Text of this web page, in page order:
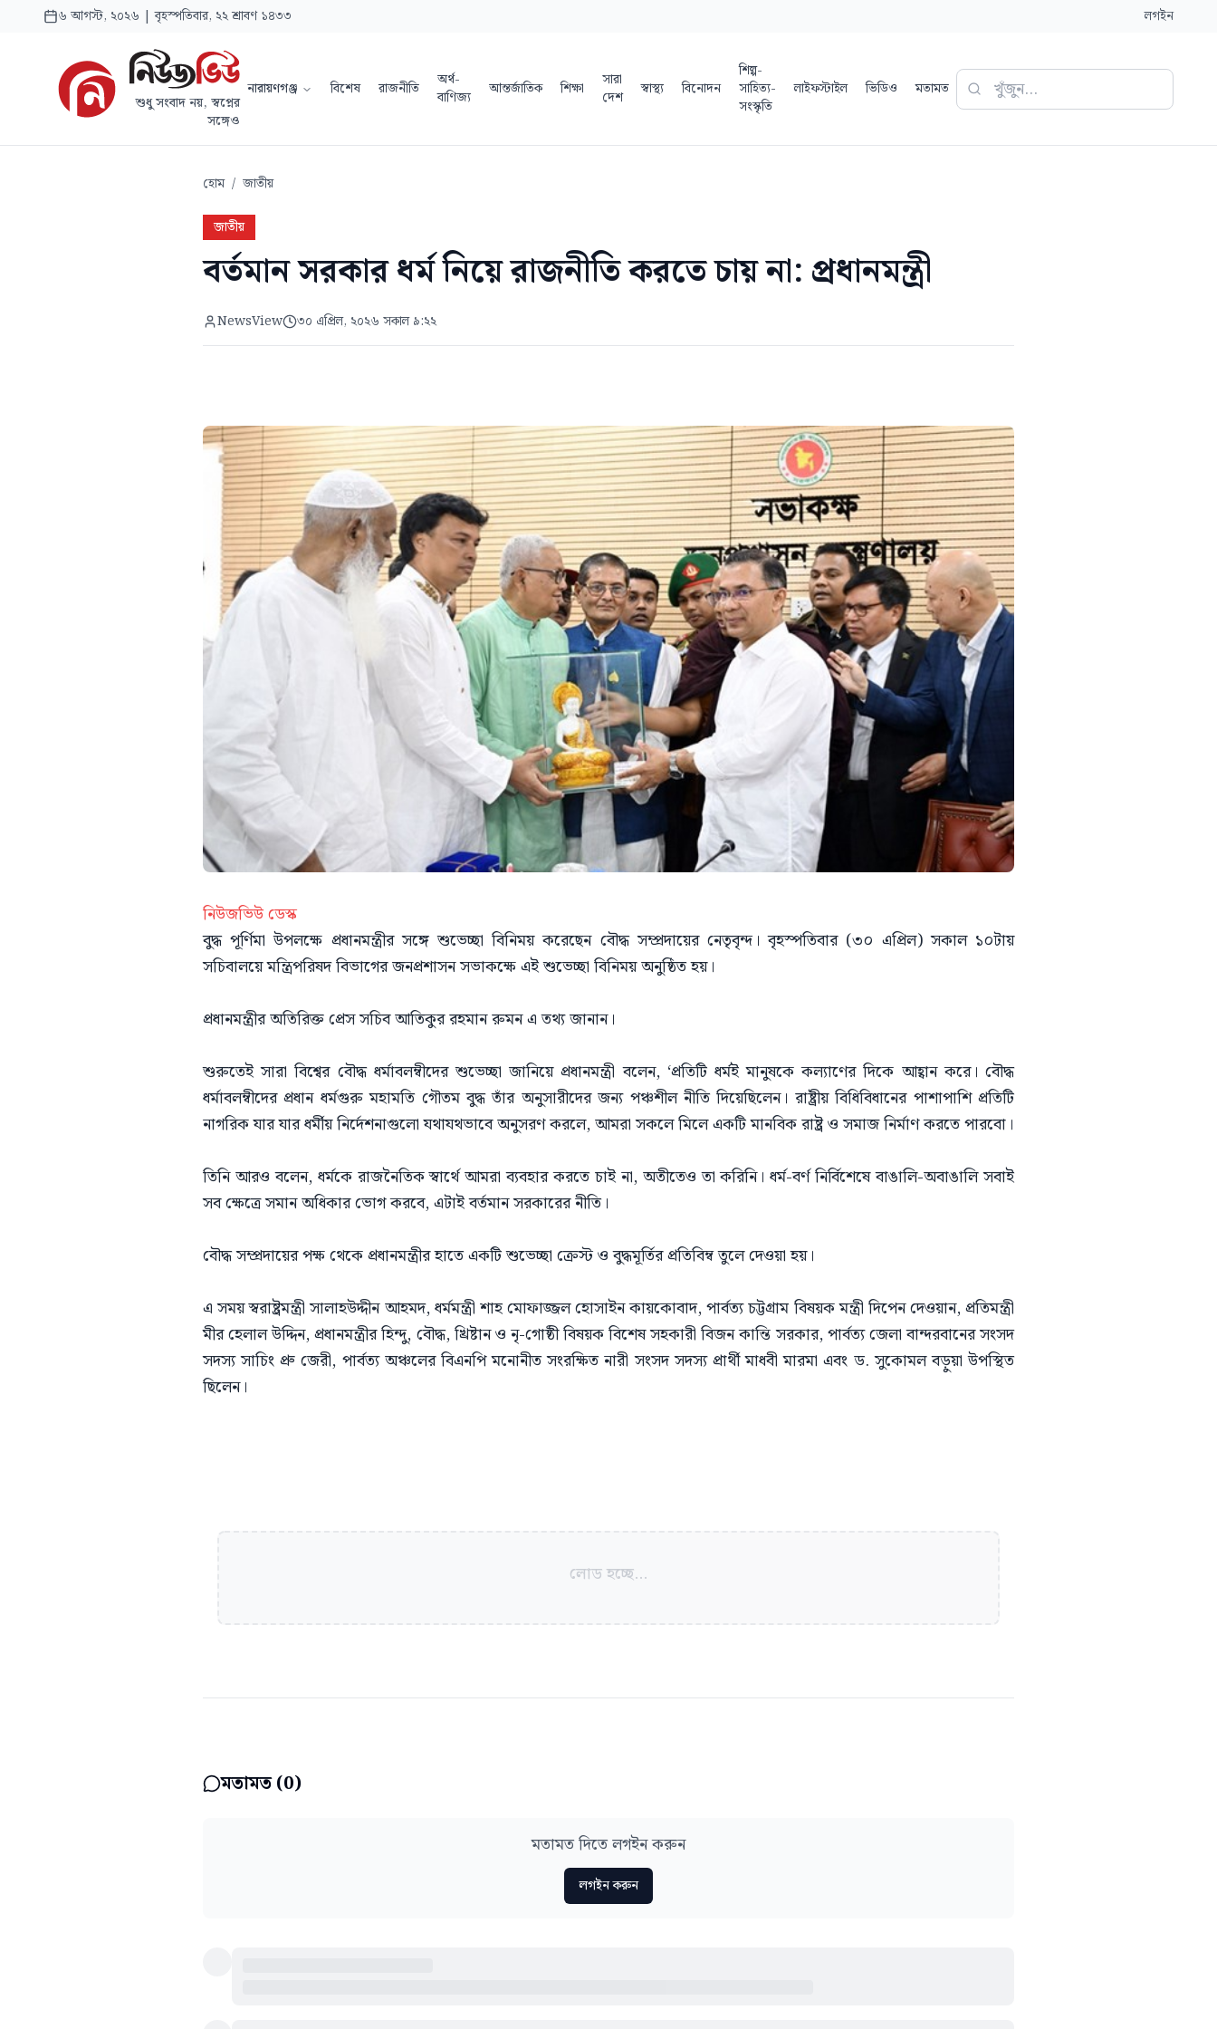
৬ আগস্ট, ২০২৬ | বৃহস্পতিবার, ২২ শ্রাবণ ১৪৩৩ লগইন
শুধু সংবাদ নয়, স্বপ্নের
সঙ্গেও
নারায়ণগঞ্জ বিশেষ রাজনীতি
অর্থ-
বাণিজ্য
আন্তর্জাতিক শিক্ষা
সারা
দেশ
স্বাস্থ্য বিনোদন
শিল্প-
সাহিত্য-
সংস্কৃতি
লাইফস্টাইল ভিডিও মতামত
হোম / জাতীয়
জাতীয়
বর্তমান সরকার ধর্ম নিয়ে রাজনীতি করতে চায় না: প্রধানমন্ত্রী
NewsView ৩০ এপ্রিল, ২০২৬ সকাল ৯:২২
নিউজভিউ ডেস্ক
বুদ্ধ পূর্ণিমা উপলক্ষে প্রধানমন্ত্রীর সঙ্গে শুভেচ্ছা বিনিময় করেছেন বৌদ্ধ সম্প্রদায়ের নেতৃবৃন্দ। বৃহস্পতিবার (৩০ এপ্রিল) সকাল ১০টায়
সচিবালয়ে মন্ত্রিপরিষদ বিভাগের জনপ্রশাসন সভাকক্ষে এই শুভেচ্ছা বিনিময় অনুষ্ঠিত হয়।
প্রধানমন্ত্রীর অতিরিক্ত প্রেস সচিব আতিকুর রহমান রুমন এ তথ্য জানান।
শুরুতেই সারা বিশ্বের বৌদ্ধ ধর্মাবলম্বীদের শুভেচ্ছা জানিয়ে প্রধানমন্ত্রী বলেন, ‘প্রতিটি ধর্মই মানুষকে কল্যাণের দিকে আহ্বান করে। বৌদ্ধ
ধর্মাবলম্বীদের প্রধান ধর্মগুরু মহামতি গৌতম বুদ্ধ তাঁর অনুসারীদের জন্য পঞ্চশীল নীতি দিয়েছিলেন। রাষ্ট্রীয় বিধিবিধানের পাশাপাশি প্রতিটি
নাগরিক যার যার ধর্মীয় নির্দেশনাগুলো যথাযথভাবে অনুসরণ করলে, আমরা সকলে মিলে একটি মানবিক রাষ্ট্র ও সমাজ নির্মাণ করতে পারবো।
তিনি আরও বলেন, ধর্মকে রাজনৈতিক স্বার্থে আমরা ব্যবহার করতে চাই না, অতীতেও তা করিনি। ধর্ম-বর্ণ নির্বিশেষে বাঙালি-অবাঙালি সবাই
সব ক্ষেত্রে সমান অধিকার ভোগ করবে, এটাই বর্তমান সরকারের নীতি।
বৌদ্ধ সম্প্রদায়ের পক্ষ থেকে প্রধানমন্ত্রীর হাতে একটি শুভেচ্ছা ক্রেস্ট ও বুদ্ধমূর্তির প্রতিবিম্ব তুলে দেওয়া হয়।
এ সময় স্বরাষ্ট্রমন্ত্রী সালাহউদ্দীন আহমদ, ধর্মমন্ত্রী শাহ মোফাজ্জল হোসাইন কায়কোবাদ, পার্বত্য চট্টগ্রাম বিষয়ক মন্ত্রী দিপেন দেওয়ান, প্রতিমন্ত্রী
মীর হেলাল উদ্দিন, প্রধানমন্ত্রীর হিন্দু, বৌদ্ধ, খ্রিষ্টান ও নৃ-গোষ্ঠী বিষয়ক বিশেষ সহকারী বিজন কান্তি সরকার, পার্বত্য জেলা বান্দরবানের সংসদ
সদস্য সাচিং প্রু জেরী, পার্বত্য অঞ্চলের বিএনপি মনোনীত সংরক্ষিত নারী সংসদ সদস্য প্রার্থী মাধবী মারমা এবং ড. সুকোমল বড়ুয়া উপস্থিত
ছিলেন।
লোড হচ্ছে...
মতামত (0)
মতামত দিতে লগইন করুন
লগইন করুন